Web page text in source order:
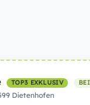
TOP3 EXKLUSIV
Dietenhofen